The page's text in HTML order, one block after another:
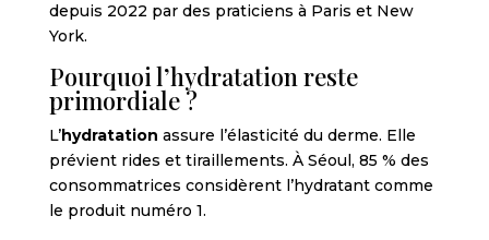
depuis 2022 par des praticiens à Paris et New
York.
Pourquoi l’hydratation reste
primordiale ?
L’hydratation assure l’élasticité du derme. Elle
prévient rides et tiraillements. À Séoul, 85 % des
consommatrices considèrent l’hydratant comme
le produit numéro 1.